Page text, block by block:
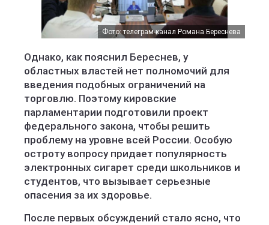
Фото: телеграм-канал Романа Береснева
Однако, как пояснил Береснев, у
областных властей нет полномочий для
введения подобных ограничений на
торговлю. Поэтому кировские
парламентарии подготовили проект
федерального закона, чтобы решить
проблему на уровне всей России. Особую
остроту вопросу придает популярность
электронных сигарет среди школьников и
студентов, что вызывает серьезные
опасения за их здоровье.
После первых обсуждений стало ясно, что